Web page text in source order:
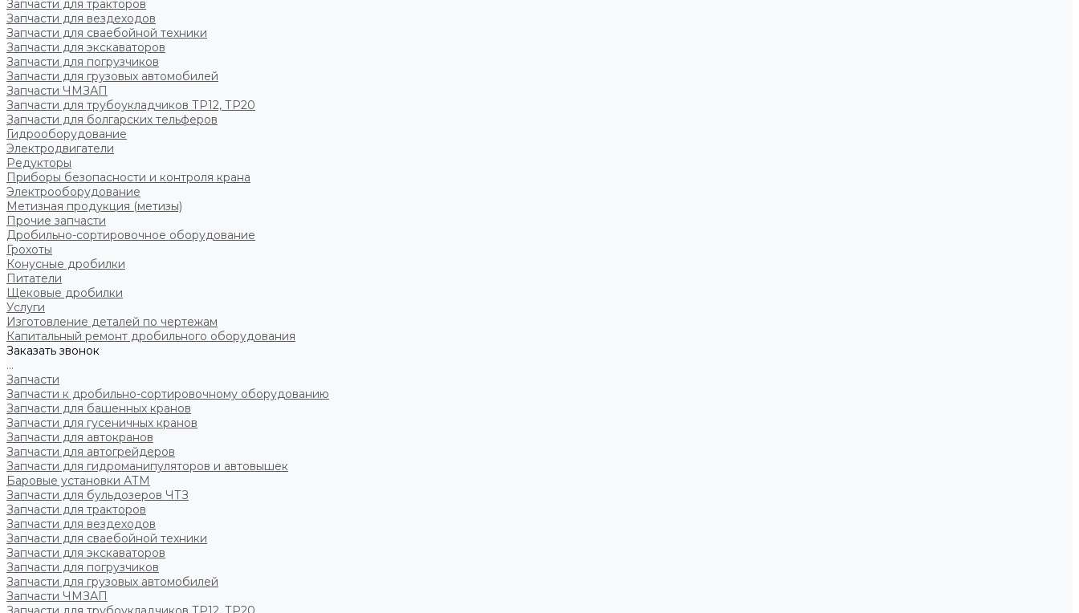
Запчасти для тракторов
Запчасти для вездеходов
Запчасти для сваебойной техники
Запчасти для экскаваторов
Запчасти для погрузчиков
Запчасти для грузовых автомобилей
Запчасти ЧМЗАП
Запчасти для трубоукладчиков ТР12, ТР20
Запчасти для болгарских тельферов
Гидрооборудование
Электродвигатели
Редукторы
Приборы безопасности и контроля крана
Электрооборудование
Метизная продукция (метизы)
Прочие запчасти
Дробильно-сортировочное оборудование
Грохоты
Конусные дробилки
Питатели
Щековые дробилки
Услуги
Изготовление деталей по чертежам
Капитальный ремонт дробильного оборудования
Заказать звонок
...
Запчасти
Запчасти к дробильно-сортировочному оборудованию
Запчасти для башенных кранов
Запчасти для гусеничных кранов
Запчасти для автокранов
Запчасти для автогрейдеров
Запчасти для гидроманипуляторов и автовышек
Баровые установки АТМ
Запчасти для бульдозеров ЧТЗ
Запчасти для тракторов
Запчасти для вездеходов
Запчасти для сваебойной техники
Запчасти для экскаваторов
Запчасти для погрузчиков
Запчасти для грузовых автомобилей
Запчасти ЧМЗАП